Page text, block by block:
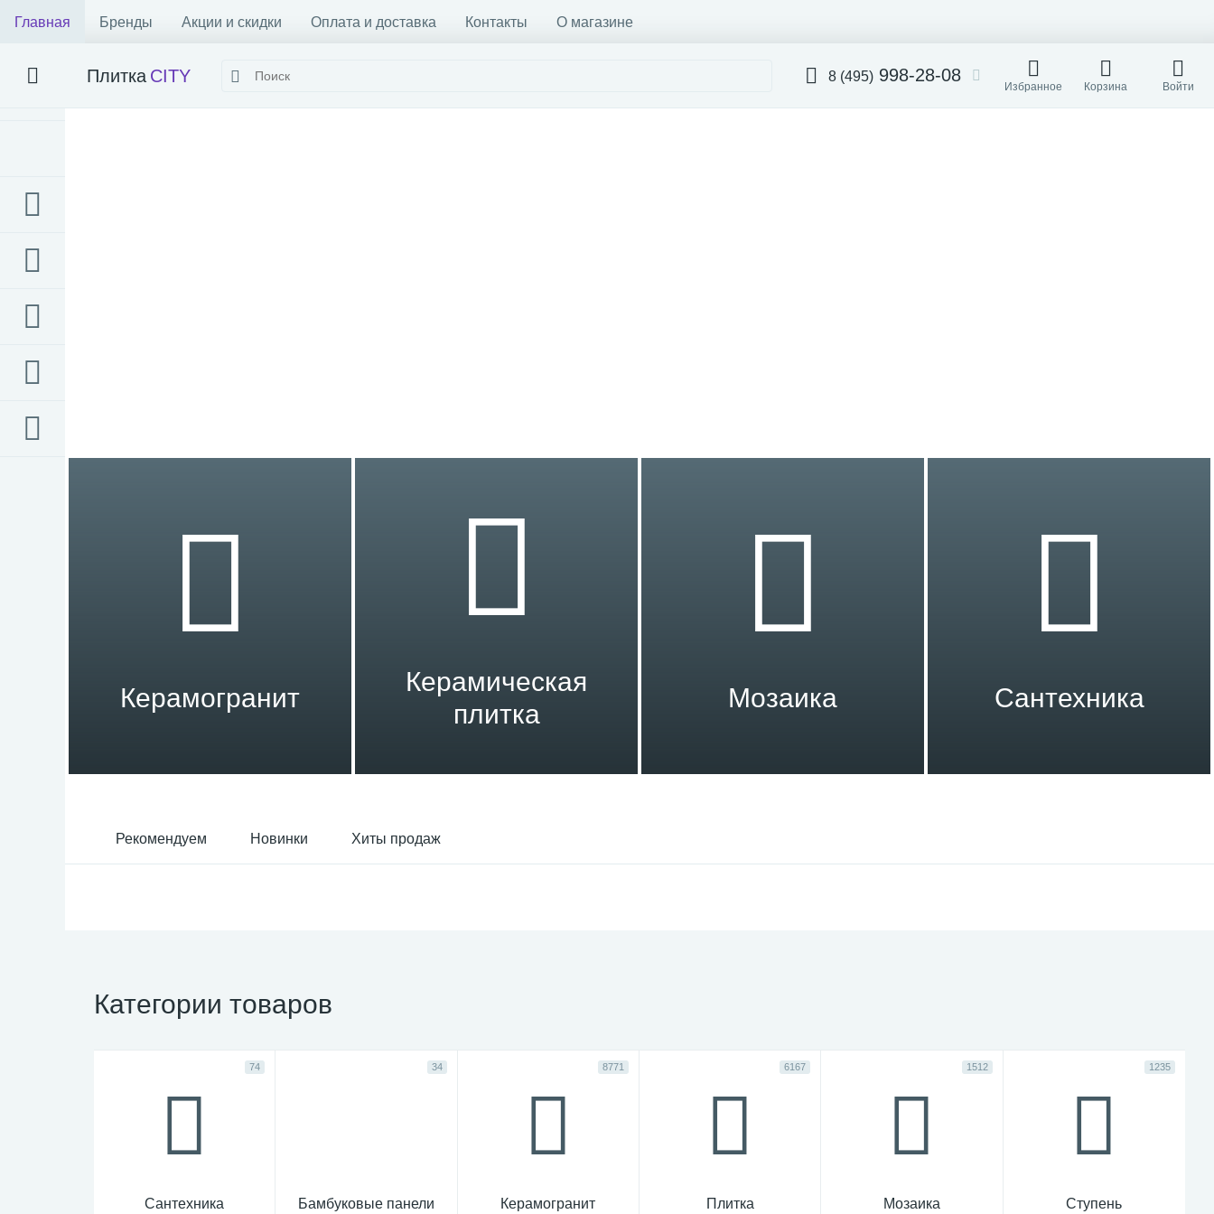
Главная Бренды Акции и скидки Оплата и доставка Контакты О магазине
Плитка CITY 8 (495) 998-28-08
Избранное Корзина Войти
Керамогранит
Керамическая
плитка
Мозаика Сантехника
Рекомендуем Новинки Хиты продаж
Категории товаров
74
Сантехника
34
Бамбуковые панели
8771
Керамогранит
6167
Плитка
1512
Мозаика
1235
Ступень